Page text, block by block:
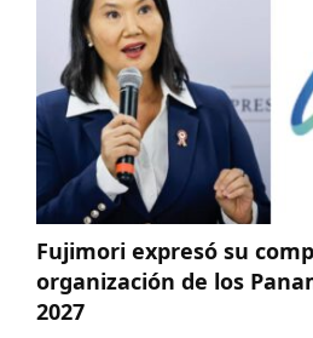
Fujimori expresó su
organización de los
2027